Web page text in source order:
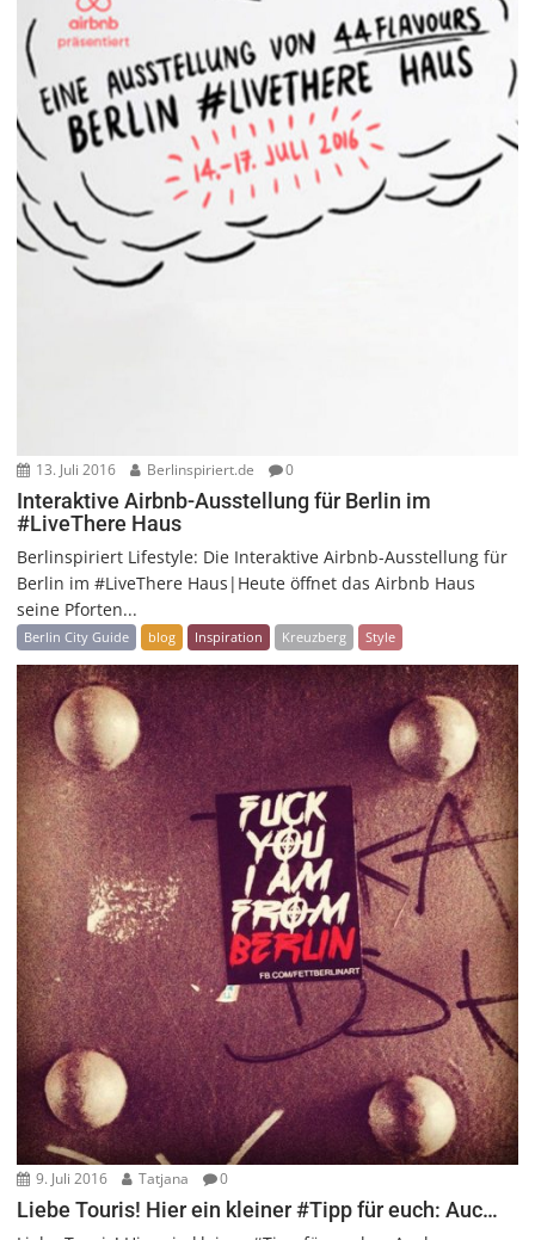
13. Juli 2016 Berlinspiriert.de 0
Interaktive Airbnb-Ausstellung für Berlin im
#LiveThere Haus
Berlinspiriert Lifestyle: Die Interaktive Airbnb-Ausstellung für
Berlin im #LiveThere Haus|Heute öffnet das Airbnb Haus
seine Pforten...
Berlin City Guide blog Inspiration Kreuzberg Style
9. Juli 2016 Tatjana 0
Liebe Touris! Hier ein kleiner #Tipp für euch: Auc…